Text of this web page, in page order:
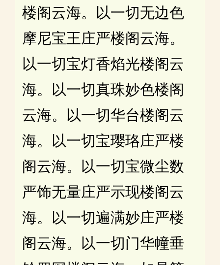
楼阁云海。以一切无边色
摩尼宝王庄严楼阁云海。
以一切宝灯香焰光楼阁云
海。以一切真珠妙色楼阁
云海。以一切华台楼阁云
海。以一切宝璎珞庄严楼
阁云海。以一切宝微尘数
严饰无量庄严示现楼阁云
海。以一切遍满妙庄严楼
阁云海。以一切门华幢垂